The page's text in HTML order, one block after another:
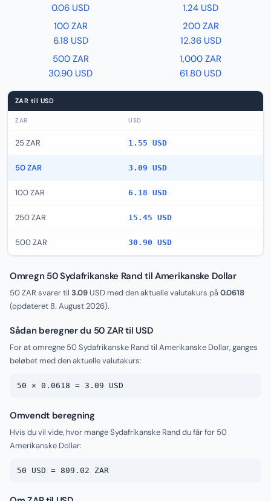
0.06 USD
1.24 USD
100 ZAR
6.18 USD
200 ZAR
12.36 USD
500 ZAR
30.90 USD
1,000 ZAR
61.80 USD
ZAR til USD
ZAR USD
25 ZAR 1.55 USD
50 ZAR 3.09 USD
100 ZAR 6.18 USD
250 ZAR 15.45 USD
500 ZAR 30.90 USD
Omregn 50 Sydafrikanske Rand til Amerikanske Dollar
50 ZAR svarer til 3.09 USD med den aktuelle valutakurs på0.0618
(opdateret 8. August 2026).
Sådan beregner du 50 ZAR til USD
For at omregne 50 Sydafrikanske Rand til Amerikanske Dollar, ganges
beløbet med den aktuelle valutakurs:
50 × 0.0618 = 3.09 USD
Omvendt beregning
Hvis du vil vide, hvor mange Sydafrikanske Rand du får for 50
Amerikanske Dollar:
50 USD = 809.02 ZAR